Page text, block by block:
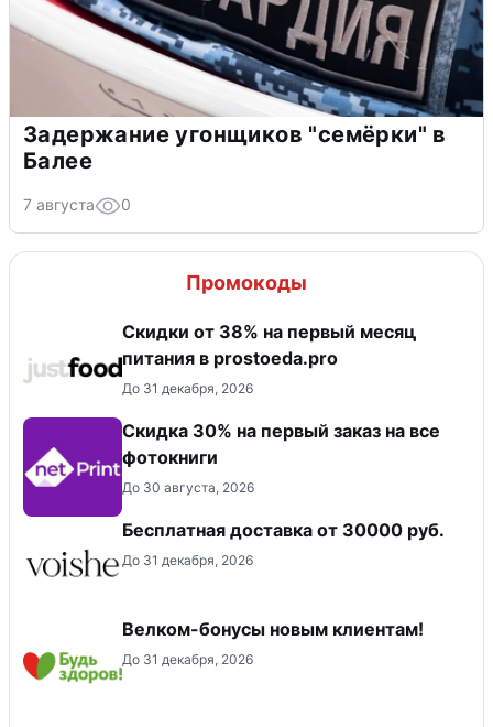
Задержание угонщиков "семёрки" в
Балее
7 августа 0
Промокоды
​Скидки от 38% на первый месяц
питания в prostoeda.pro
До 31 декабря, 2026
Cкидка 30% на первый заказ на все
фотокниги
До 30 августа, 2026
Бесплатная доставка от 30000 руб.
До 31 декабря, 2026
Велком-бонусы новым клиентам!
До 31 декабря, 2026